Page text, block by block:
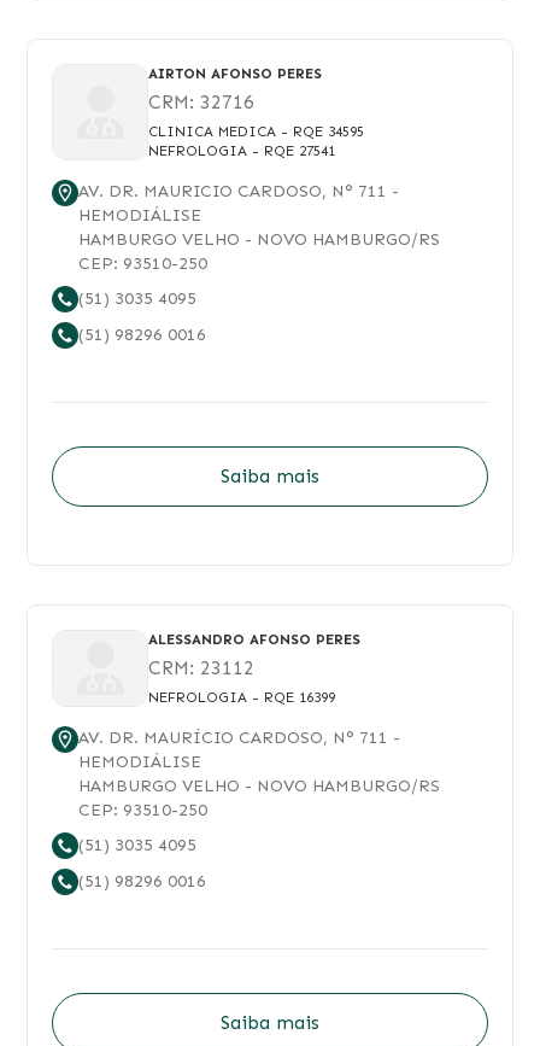
AIRTON AFONSO PERES
CRM:32716
CLINICA MEDICA - RQE 34595
NEFROLOGIA - RQE 27541
AV. DR. MAURICIO CARDOSO, N° 711 -
HEMODIÁLISE
HAMBURGO VELHO - NOVO HAMBURGO/RS
CEP: 93510-250
(51) 3035 4095
(51) 98296 0016
Saiba mais
ALESSANDRO AFONSO PERES
CRM: 23112
NEFROLOGIA - RQE 16399
AV. DR. MAURÍCIO CARDOSO, N° 711 -
HEMODIÁLISE
HAMBURGO VELHO - NOVO HAMBURGO/RS
CEP: 93510-250
(51) 3035 4095
(51) 98296 0016
Saiba mais